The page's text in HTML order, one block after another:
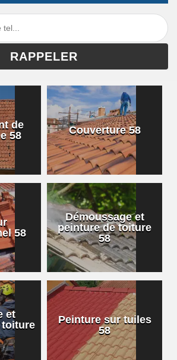
de
58
Couverture 58
58
Démoussage et
peinture de toiture
58
et
toiture
Peinture sur tuiles
58